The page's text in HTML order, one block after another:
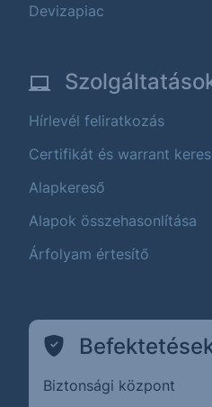
Devizapiac
Hírlevél feliratkozás
Certifikát és warrant
Alapkereső
Alapok összehasonlítása
Árfolyam értesítő
Biztonsági központ